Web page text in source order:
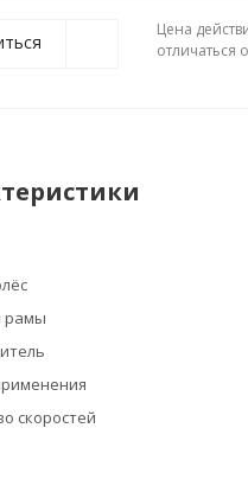
Цена
отличаться
рамы
скоростей